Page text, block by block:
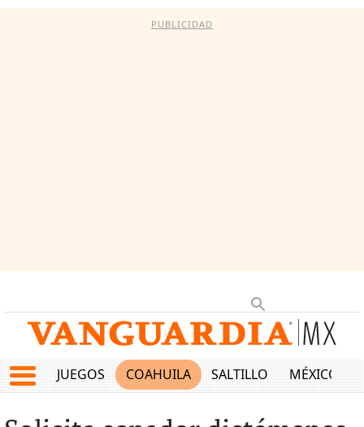
PUBLICIDAD
JUEGOS COAHUILA SALTILLO MÉXICO